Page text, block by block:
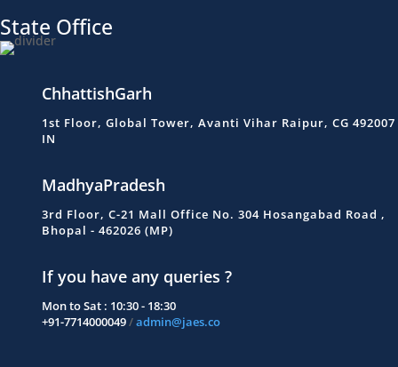
State Office
ChhattishGarh
1st Floor, Global Tower, Avanti Vihar Raipur, CG 492007
IN
MadhyaPradesh
3rd Floor, C-21 Mall Office No. 304 Hosangabad Road ,
Bhopal - 462026 (MP)
If you have any queries ?
Mon to Sat : 10:30 - 18:30
+91-7714000049/admin@jaes.co